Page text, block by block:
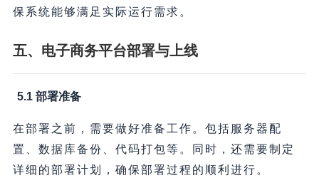
保系统能够满足实际运行需求。
五、电子商务平台部署与上线
5.1 部署准备
在部署之前，需要做好准备工作。包括服务器配
置、数据库备份、代码打包等。同时，还需要制定
详细的部署计划，确保部署过程的顺利进行。